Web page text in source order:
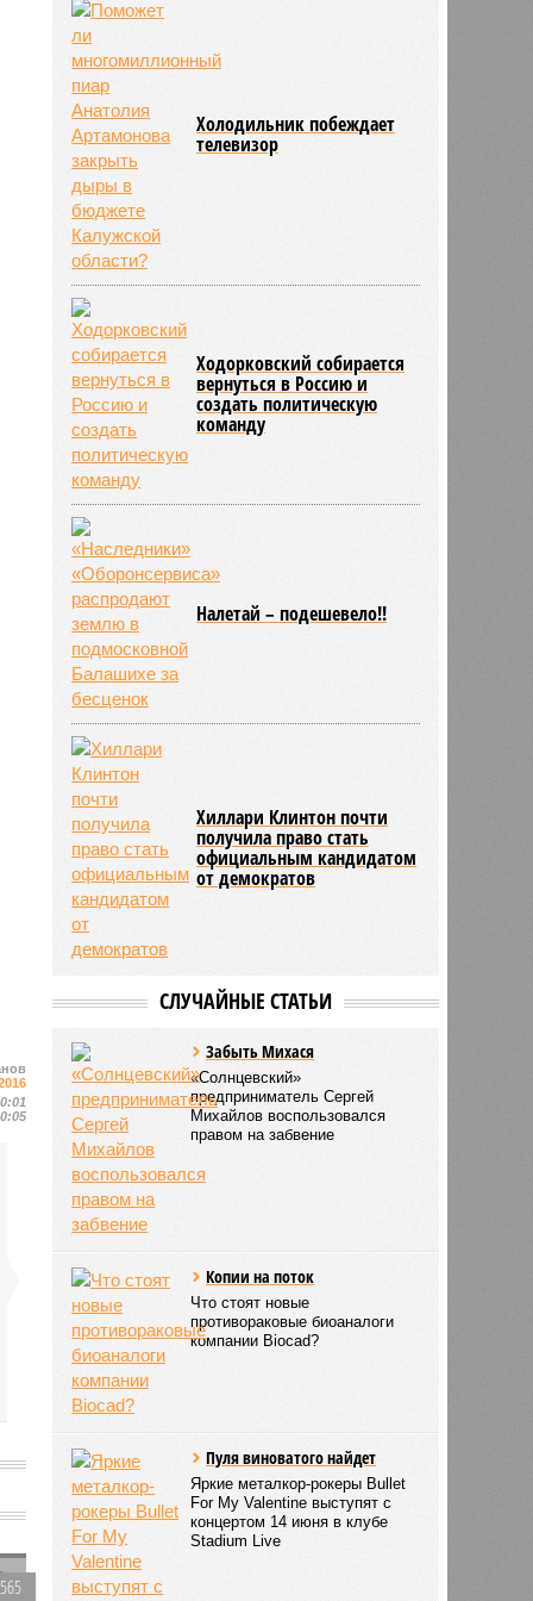
Холодильник побеждает
телевизор
Ходорковский собирается
вернуться в Россию и
создать политическую
команду
Налетай – подешевело!!
Хиллари Клинтон почти
получила право стать
официальным кандидатом
от демократов
СЛУЧАЙНЫЕ СТАТЬИ
Забыть Михася
«Солнцевский»
предприниматель Сергей
Михайлов воспользовался
правом на забвение
Копии на поток
Что стоят новые
противораковые биоаналоги
компании Biocad?
Пуля виноватого найдет
Яркие металкор-рокеры Bullet
For My Valentine выступят с
концертом 14 июня в клубе
Stadium Live